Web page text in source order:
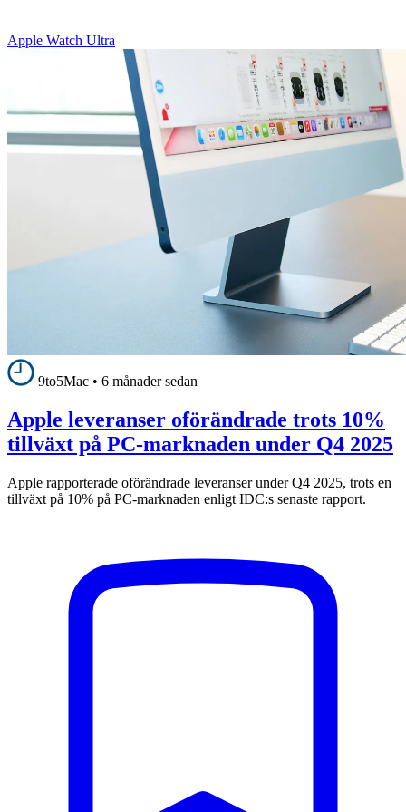
Apple Watch Ultra
9to5Mac • 6 månader sedan
Apple leveranser oförändrade trots 10%
tillväxt på PC-marknaden under Q4 2025
Apple rapporterade oförändrade leveranser under Q4 2025, trots en
tillväxt på 10% på PC-marknaden enligt IDC:s senaste rapport.